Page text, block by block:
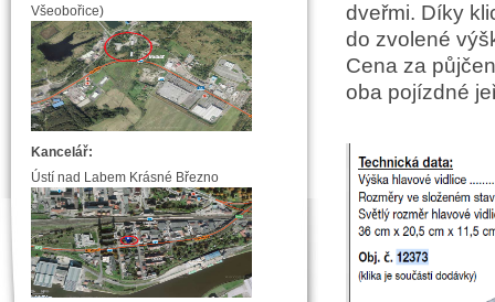
Všeobořice)
Kancelář:
Ústí nad Labem Krásné Březno
dveřmi. Díky
do zvolené
Cena za
oba pojízdné